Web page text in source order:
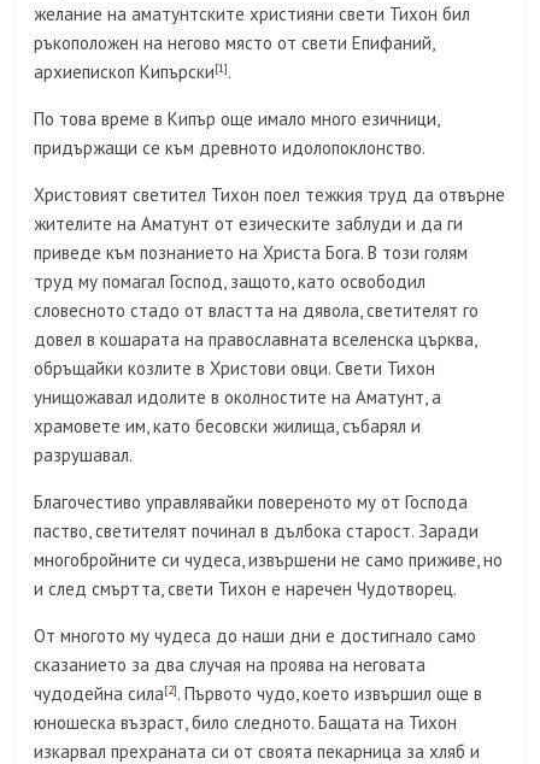
желание на аматунтските християни свети Тихон бил
ръкоположен на негово място от свети Епифаний,
архиепископ Кипърски[1].
По това време в Кипър още имало много езичници,
придържащи се към древното идолопоклонство.
Христовият светител Тихон поел тежкия труд да отвърне
жителите на Аматунт от езическите заблуди и да ги
приведе към познанието на Христа Бога. В този голям
труд му помагал Господ, защото, като освободил
словесното стадо от властта на дявола, светителят го
довел в кошарата на православната вселенска църква,
обръщайки козлите в Христови овци. Свети Тихон
унищожавал идолите в околностите на Аматунт, а
храмовете им, като бесовски жилища, събарял и
разрушавал.
Благочестиво управлявайки повереното му от Господа
паство, светителят починал в дълбока старост. Заради
многобройните си чудеса, извършени не само приживе, но
и след смъртта, свети Тихон е наречен Чудотворец.
От многото му чудеса до наши дни е достигнало само
сказанието за два случая на проява на неговата
чудодейна сила[2]. Първото чудо, което извършил още в
юношеска възраст, било следното. Бащата на Тихон
изкарвал прехраната си от своята пекарница за хляб и